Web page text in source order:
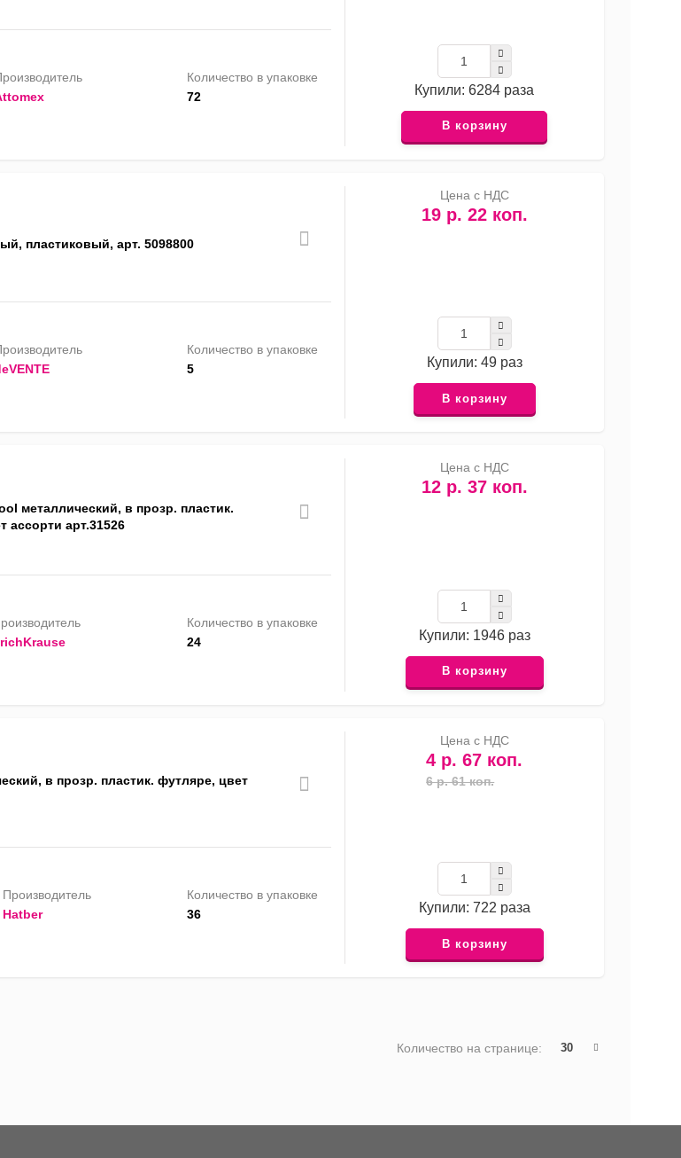
Количество в упаковке
72
Купили: 6284 раза
В корзину
пластиковый, арт. 5098800
Количество в упаковке
5
Цена с НДС
19 р. 22 коп.
Купили: 49 раз
В корзину
металлический, в прозр. пластик.
ассорти арт.31526
Количество в упаковке
24
Цена с НДС
12 р. 37 коп.
Купили: 1946 раз
В корзину
в прозр. пластик. футляре, цвет
Производитель
Hatber
Количество в упаковке
36
Цена с НДС
4 р. 67 коп.
6 р. 61 коп.
Купили: 722 раза
В корзину
Количество на странице: 30